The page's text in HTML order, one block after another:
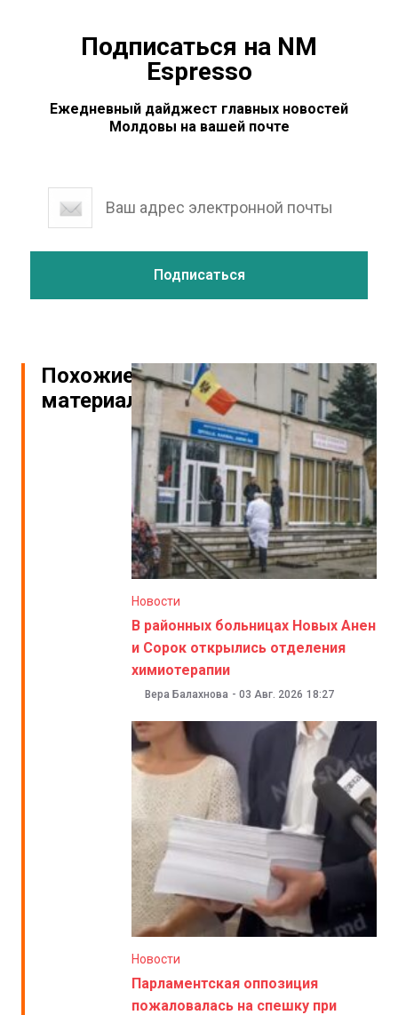
Подписаться на NM
Espresso
Ежедневный дайджест главных новостей
Молдовы на вашей почте
Похожие
материалы
Новости
В районных больницах Новых Анен
и Сорок открылись отделения
химиотерапии
Вера Балахнова - 03 Авг. 2026 18:27
Новости
Парламентская оппозиция
пожаловалась на спешку при